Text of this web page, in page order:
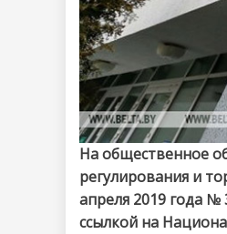
На общественное
регулирования и
апреля 2019 года
ссылкой на